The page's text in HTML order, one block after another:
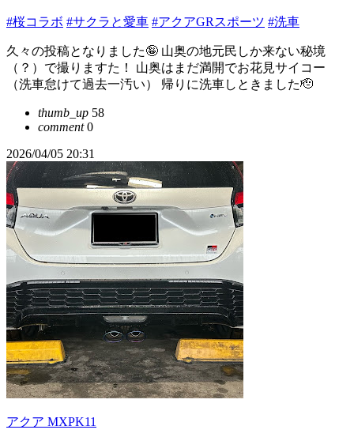
#桜コラボ #サクラと愛車 #アクアGRスポーツ #洗車
久々の投稿となりました🤪 山奥の地元民しか来ない秘境
（？）で撮りますた！ 山奥はまだ満開でお花見サイコー
（洗車怠けて過去一汚い） 帰りに洗車しときました🫡
thumb_up 58
comment0
2026/04/05 20:31
アクア MXPK11